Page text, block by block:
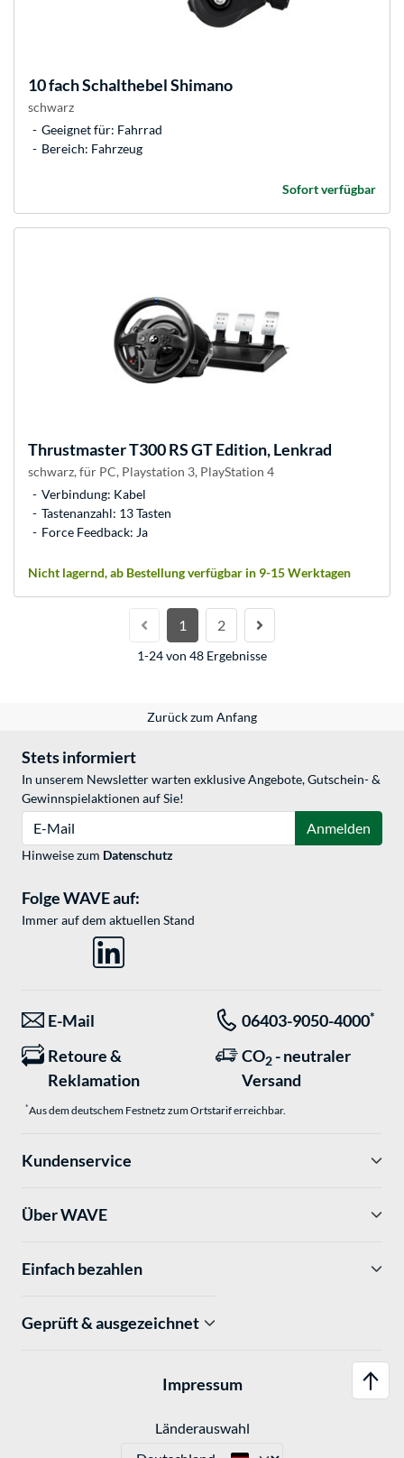
10 fach Schalthebel Shimano
schwarz
Geeignet für: Fahrrad
Bereich: Fahrzeug
Sofort verfügbar
ThrustmasterT300 RS GT Edition, Lenkrad
schwarz, für PC, Playstation 3, PlayStation 4
Verbindung: Kabel
Tastenanzahl: 13 Tasten
Force Feedback: Ja
Nicht lagernd, ab Bestellung verfügbar in 9-15 Werktagen
1 2
1-24 von 48 Ergebnisse
Zurück zum Anfang
Stets informiert
In unserem Newsletter warten exklusive Angebote, Gutschein- &
Gewinnspielaktionen auf Sie!
Anmelden
Hinweise zum Datenschutz
Folge WAVE auf:
Immer auf dem aktuellen Stand
E-Mail 06403-9050-4000*
Retoure &
Reklamation
CO2 - neutraler
Versand
*Aus dem deutschem Festnetz zum Ortstarif erreichbar.
Kundenservice
Über WAVE
Einfach bezahlen
Geprüft & ausgezeichnet
Impressum
Länderauswahl